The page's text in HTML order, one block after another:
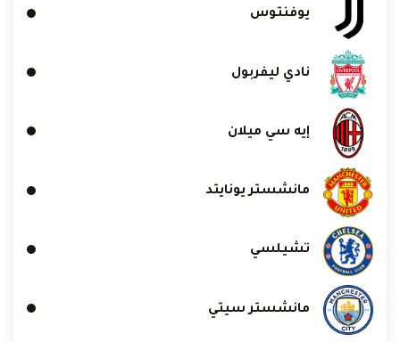
يوفنتوس
نادي ليفربول
إيه سي ميلان
مانشستر يونايتد
تشيلسي
مانشستر سيتي